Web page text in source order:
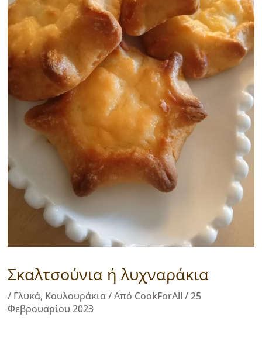
Σκαλτσούνια ή λυχναράκια
/ Γλυκά, Κουλουράκια/ Από CookForAll /25
Φεβρουαρίου 2023